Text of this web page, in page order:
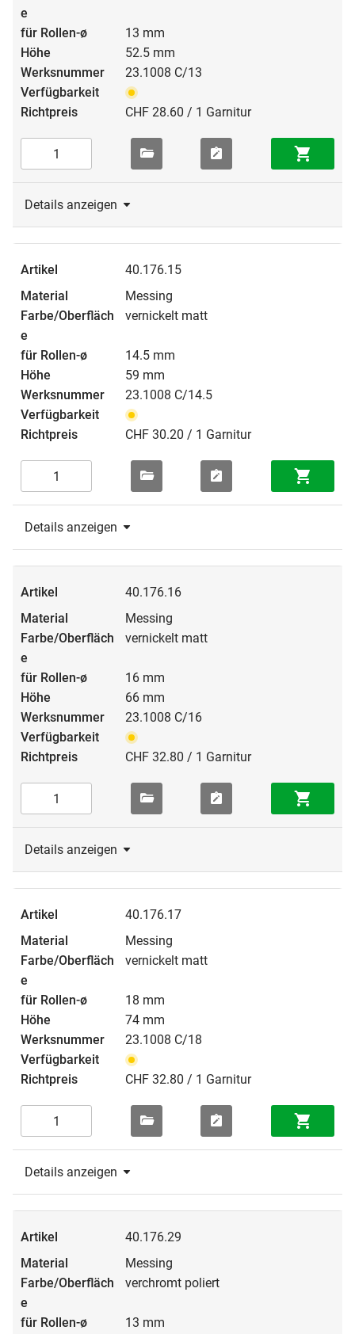
13 mm
52.5 mm
23.1008 C/13
CHF 28.60 / 1 Garnitur
Details anzeigen
40.176.15
Messing
vernickelt matt
14.5 mm
59 mm
23.1008 C/14.5
CHF 30.20 / 1 Garnitur
Details anzeigen
40.176.16
Messing
vernickelt matt
16 mm
66 mm
23.1008 C/16
CHF 32.80 / 1 Garnitur
Details anzeigen
40.176.17
Messing
vernickelt matt
18 mm
74 mm
23.1008 C/18
CHF 32.80 / 1 Garnitur
Details anzeigen
40.176.29
Messing
verchromt poliert
13 mm